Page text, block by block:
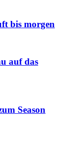
bis morgen
auf das
Season